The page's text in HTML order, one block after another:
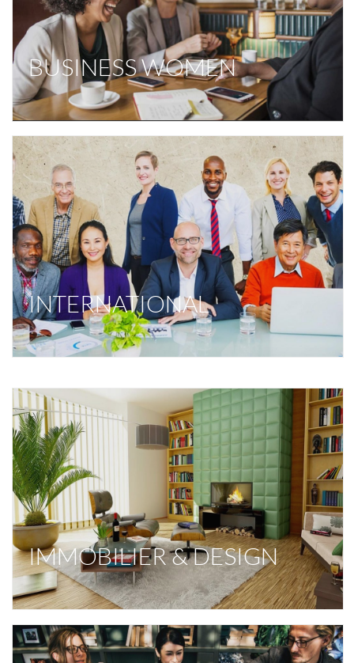
BUSINESS WOMEN
INTERNATIONAL
IMMOBILIER & DESIGN